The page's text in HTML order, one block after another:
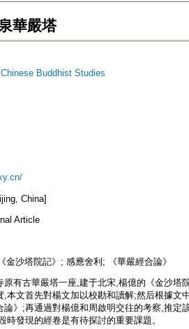
華嚴塔
Buddhist Studies
China]
Article
金沙塔院記》; 感應舍利; 《華嚴經合論》
原有古華嚴塔一座,建于北宋,楊億的《金沙塔
,本文首先對楊文加以校勘和讀解;然后根據文
論》;再通過對楊億和周啟明交往的考察,推定
時發現的經卷是有待探討的重要課題。